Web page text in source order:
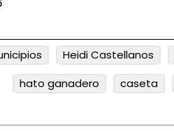
Heidi Castellanos
hato ganadero
caseta